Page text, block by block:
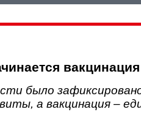
было
а вакцинация –